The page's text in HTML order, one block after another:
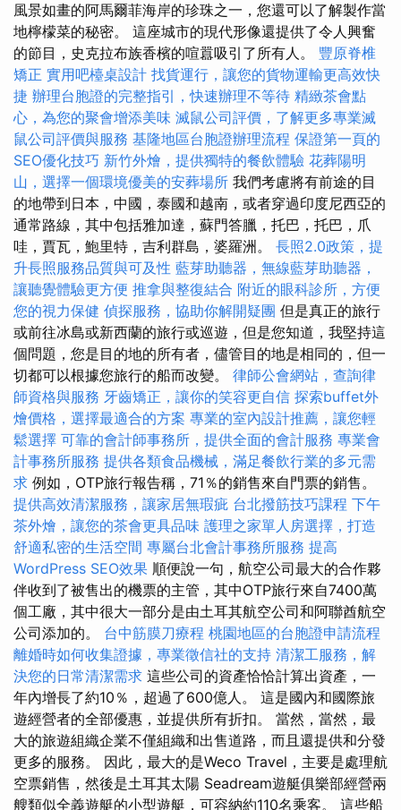
風景如畫的阿馬爾菲海岸的珍珠之一，您還可以了解製作當
地檸檬菜的秘密。 這座城市的現代形像還提供了令人興奮
的節目，史克拉布族香檳的喧囂吸引了所有人。 豐原脊椎
矯正 實用吧檯桌設計 找貨運行，讓您的貨物運輸更高效快
捷 辦理台胞證的完整指引，快速辦理不等待 精緻茶會點
心，為您的聚會增添美味 滅鼠公司評價，了解更多專業滅
鼠公司評價與服務 基隆地區台胞證辦理流程 保證第一頁的
SEO優化技巧 新竹外燴，提供獨特的餐飲體驗 花葬陽明
山，選擇一個環境優美的安葬場所 我們考慮將有前途的目
的地帶到日本，中國，泰國和越南，或者穿過印度尼西亞的
通常路線，其中包括雅加達，蘇門答臘，托巴，托巴，爪
哇，賈瓦，鮑里特，吉利群島，婆羅洲。 長照2.0政策，提
升長照服務品質與可及性 藍芽助聽器，無線藍芽助聽器，
讓聽覺體驗更方便 推拿與整復結合 附近的眼科診所，方便
您的視力保健 偵探服務，協助你解開疑團 但是真正的旅行
或前往冰島或新西蘭的旅行或巡遊，但是您知道，我堅持這
個問題，您是目的地的所有者，儘管目的地是相同的，但一
切都可以根據您旅行的船而改變。 律師公會網站，查詢律
師資格與服務 牙齒矯正，讓你的笑容更自信 探索buffet外
燴價格，選擇最適合的方案 專業的室內設計推薦，讓您輕
鬆選擇 可靠的會計師事務所，提供全面的會計服務 專業會
計事務所服務 提供各類食品機械，滿足餐飲行業的多元需
求 例如，OTP旅行報告稱，71％的銷售來自門票的銷售。
提供高效清潔服務，讓家居無瑕疵 台北撥筋技巧課程 下午
茶外燴，讓您的茶會更具品味 護理之家單人房選擇，打造
舒適私密的生活空間 專屬台北會計事務所服務 提高
WordPress SEO效果 順便說一句，航空公司最大的合作夥
伴收到了被售出的機票的主管，其中OTP旅行來自7400萬
個工廠，其中很大一部分是由土耳其航空公司和阿聯酋航空
公司添加的。 台中筋膜刀療程 桃園地區的台胞證申請流程
離婚時如何收集證據，專業徵信社的支持 清潔工服務，解
決您的日常清潔需求 這些公司的資產恰恰計算出資產，一
年內增長了約10％，超過了600億人。 這是國內和國際旅
遊經營者的全部優惠，並提供所有折扣。 當然，當然，最
大的旅遊組織企業不僅組織和出售道路，而且還提供和分發
更多的服務。 因此，最大的是Weco Travel，主要是處理航
空票銷售，然後是土耳其太陽 Seadream遊艇俱樂部經營兩
艘類似全義遊艇的小型遊艇，可容納約110名乘客。 這些船